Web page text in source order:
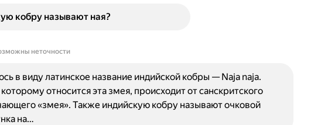
кобру называют ная?
неточности
в виду латинское название индийской кобры — Naja naja.
относится эта змея, происходит от санскритского
«змея». Также индийскую кобру называют очковой
на…